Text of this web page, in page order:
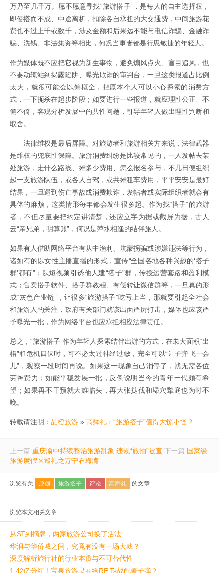
万乃至几千万。愿不愿意寻找“旅游搭子”，是每人的自主选择权，
即使搭而不成、中途离析，扣除各自承担的大交通费，中间旅游花
费也不过上千或数千，涉及金额和后果远不能与电信诈骗、金融诈
骗、洗钱、非法集资等相比，何况当事者都是行思敏捷的年轻人。
作为媒体既不应把它视为新生事物，避免煽风点火、盲目追风，也
不要动辄站到揭露陷阱、曝光欺诈的审判台，一旦这类报道占比例
太大，就很可能会以偏概全，把原本个人可以小心探索的消费方
式，一下扼杀在起步阶段；如要进行一些报道，就应理性公正、不
偏不倚，客观分析发展中的共性问题，引导年轻人做出理性判断和
取舍。
——法律维权是最后屏障。对旅游者和旅游相关方来说，法律武器
是维权的兜底性保障。旅游消费纠纷是比较常见的，一人发帖去某
处旅游，走什么路线、摊多少费用、怎么报名参与，不几日便组织
起一支旅游队伍，或各人自驾，或共摊租车费用，平平安安是最好
结果，一旦遇到伤亡事故或消费欺诈，发帖者或实际组织者就会有
具体的麻烦，这类情形每年都会发生很多起。作为找“搭子”的旅游
者，不但尽量要把约定讲清楚，还应立字为据或截屏为据，古人
云“亲兄弟，明算账”，何况是萍水相逢的结伴旅人。
如果有人借助网络平台有从中渔利、坑蒙拐骗或涉嫌违法等行为，
诸如有的以女性主播直播的形式，宣传“全国各地各种兴趣的‘搭子
群’都有”；以短视频引诱他人建“搭子”群，传授运营套路和盈利模
式；售卖搭子软件、搭子群教程、有偿转让微信群等，一旦真的形
成“灰色产业链”，让很多“旅游搭子”吃亏上当，那就要引起全社会
和旅游人的关注，政府有关部门就该出面严厉打击，媒体也应该严
予曝光一批，作为网络平台也应承担相应法律责任。
总之，“旅游搭子”作为年轻人探索结伴出游的方式，在未大面积“出
格”和危机四伏时，可不必太过神经过敏，完全可以“让子弹飞一会
儿”，观察一段时间再说。如果这一现象自己消停了，就无需各位
劳神费力；如能平稳发展一批，反倒说明当今的青年一代颇有希
望；如果再不干预就大难临头，再大张挞伐和埽穴犂庭也为时不
晚。
转载请注明： 品橙旅游 » 高舜礼：“旅游搭子”值得大惊小怪？
上一篇 重庆渝中持续整治旅游乱象 违规“旅拍”被查 下一篇 国家级
旅游度假区巡礼之万宁石梅湾
浏览有关 原创 旅游搭子 评论 高舜礼 的文章
浏览本文相关文章
从ST到摘牌，两家旅游公司换了活法
华润与华侨城之间，究竟有没有一场大戏？
深度解析旅行社的行业本质与不可替代性
1.42亿分红！宝泉旅游是在给REITs战配凑子弹？